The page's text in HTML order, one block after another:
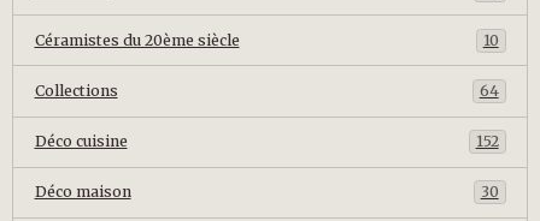
Céramistes du 20ème siècle 10
Collections 64
Déco cuisine 152
Déco maison 30